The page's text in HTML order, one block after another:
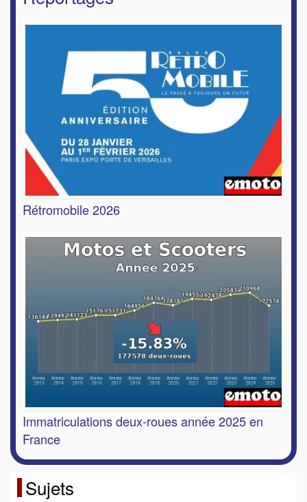
Rétromobile 2026
Immatriculations deux-roues année 2025 en
France
Sujets